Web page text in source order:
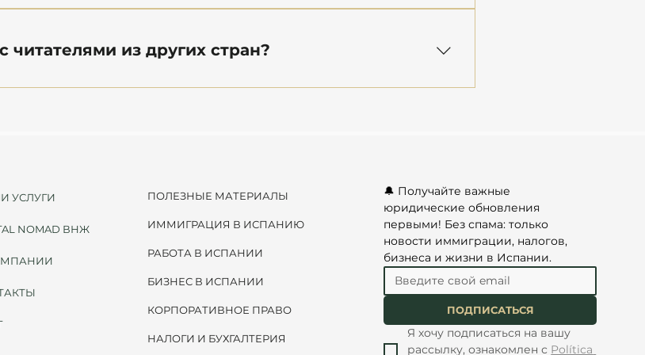
и дополнительно 3–4 раза в неделю при появлении новых
обновлений, связанных с обсуждаемыми вопросами.
читателями из других стран?
консультирует клиентов онлайн по всей Испании и за её
УСЛУГИ
NOMAD ВНЖ
ПОЛЕЗНЫЕ МАТЕРИАЛЫ
ИММИГРАЦИЯ В ИСПАНИЮ
РАБОТА В ИСПАНИИ
БИЗНЕС В ИСПАНИИ
КОРПОРАТИВНОЕ ПРАВО
НАЛОГИ И БУХГАЛТЕРИЯ
🔔 Получайте важные
юридические обновления
первыми! Без спама: только
новости иммиграции, налогов,
бизнеса и жизни в Испании.
ПОДПИСАТЬСЯ
Я хочу подписаться на вашу
рассылку, ознакомлен с Política